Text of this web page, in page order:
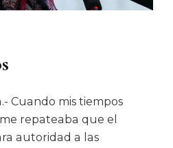
Cuando mis tiempos
repateaba que el
autoridad a las